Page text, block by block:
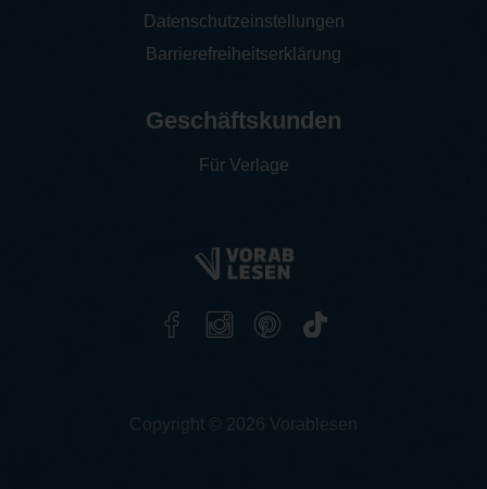
Datenschutzeinstellungen
Barrierefreiheitserklärung
Geschäftskunden
Für Verlage
Copyright © 2026 Vorablesen